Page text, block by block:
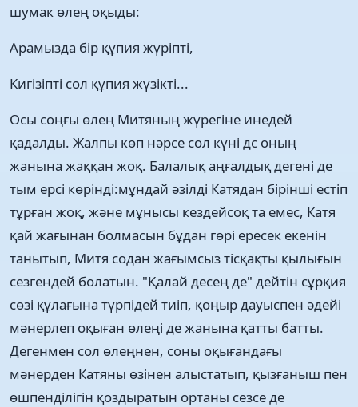
шумак өлең оқыды:
Арамызда бір құпия жүріпті,
Кигізіпті сол құпия жүзікті...
Осы соңғы өлең Митяның жүрегіне инедей
қадалды. Жалпы көп нәрсе сол күні дс оның
жанына жаққан жоқ. Балалық аңғалдық дегені де
тым ерсі көрінді:мұндай әзілді Катядан бірінші естіп
тұрған жоқ, және мұнысы кездейсоқ та емес, Катя
қай жағынан болмасын бұдан гөрі ересек екенін
танытып, Митя содан жағымсыз тісқақты қылығын
сезгендей болатын. "Қалай десең де" дейтін сұрқия
сөзі құлағына түрпідей тиіп, қоңыр дауыспен әдейі
мәнерлеп оқыған өлеңі де жанына қатты батты.
Дегенмен сол өлеңнен, соны оқығандағы
мәнерден Катяны өзінен алыстатып, қызғаныш пен
өшпенділігін қоздыратын ортаны сезсе де